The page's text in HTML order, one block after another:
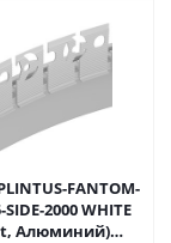
FANTOM-
SIDE-2000 WHITE
Алюминий)